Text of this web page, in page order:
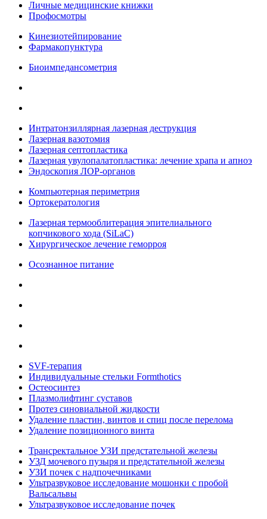
Личные медицинские книжки
Профосмотры
Кинезиотейпирование
Фармакопунктура
Биоимпедансометрия
Интратонзиллярная лазерная деструкция
Лазерная вазотомия
Лазерная септопластика
Лазерная увулопалатопластика: лечение храпа и апноэ
Эндоскопия ЛОР-органов
Компьютерная периметрия
Ортокератология
Лазерная термооблитерация эпителиального
копчикового хода (SiLaC)
Хирургическое лечение геморроя
Осознанное питание
SVF-терапия
Индивидуальные стельки Formthotics
Остеосинтез
Плазмолифтинг суставов
Протез синовиальной жидкости
Удаление пластин, винтов и спиц после перелома
Удаление позиционного винта
Трансректальное УЗИ предстательной железы
УЗД мочевого пузыря и предстательной железы
УЗИ почек с надпочечниками
Ультразвуковое исследование мошонки с пробой
Вальсальвы
Ультразвуковое исследование почек